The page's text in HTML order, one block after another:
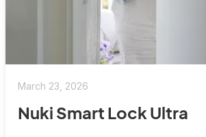
March 23, 2026
Nuki Smart Lock Ultra